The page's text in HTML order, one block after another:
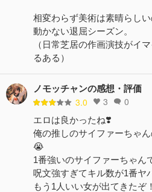
相変わらず美術は素晴らし
動かない退屈シーズン。
（日常芝居の作画演技がイ
るある）
ノモッチャンの感想・評価
3.0 3 0
エロは良かったね❣️
俺の推しのサイファーちゃ
😭
1番強いのサイファーちゃん
呪文強すぎてキル数が1番ヤ
もう1人いい女が出てきたぞ！